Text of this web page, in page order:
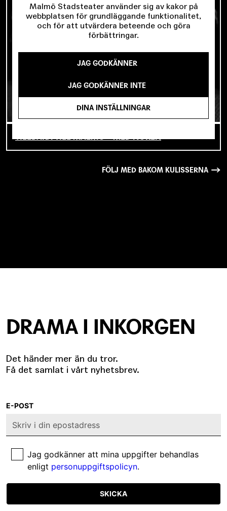
FÖLJ MED BAKOM KULISSERNA
DRAMA I INKORGEN
Det händer mer än du tror.
Få det samlat i vårt nyhetsbrev.
E-POST
Jag godkänner att mina uppgifter behandlas
enligt personuppgiftspolicyn.
SKICKA
Malmö Stadsteater använder sig av kakor på
webbplatsen för grundläggande funktionalitet,
och för att utvärdera beteende och göra
förbättringar.
JAG GODKÄNNER
JAG GODKÄNNER INTE
DINA INSTÄLLNINGAR